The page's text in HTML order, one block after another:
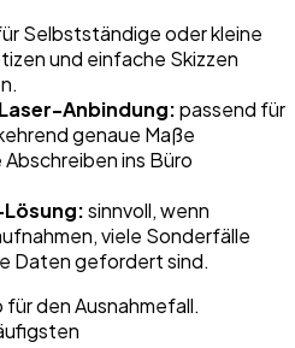
Selbstständige oder kleine
und einfache Skizzen
Anbindung:passend für
genaue Maße
ins Büro
sinnvoll, wenn
viele Sonderfälle
Daten gefordert sind.
den Ausnahmefall.